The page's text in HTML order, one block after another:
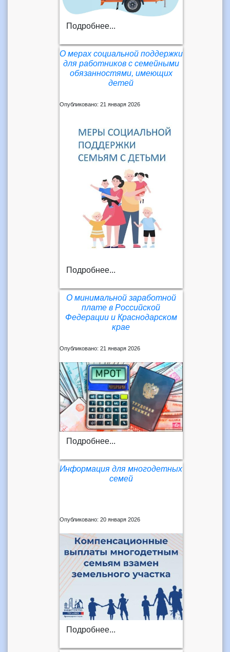
Подробнее...
О мерах социальной поддержки
для работников с семейными
обязанностями, имеющих
детей
Опубликовано: 21 января 2026
Подробнее...
О минимальной заработной
плате в Российской
Федерации и Краснодарском
крае
Опубликовано: 21 января 2026
Подробнее...
Информация для многодетных
семей
Опубликовано: 20 января 2026
Подробнее...